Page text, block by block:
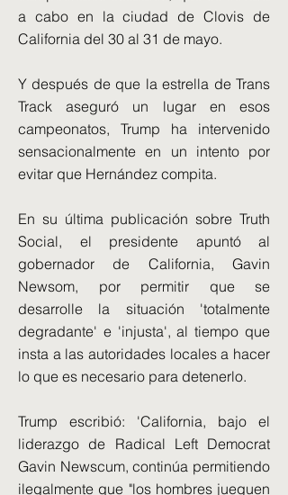
a cabo en la ciudad de Clovis de
California del 30 al 31 de mayo.
Y después de que la estrella de Trans
Track aseguró un lugar en esos
campeonatos, Trump ha intervenido
sensacionalmente en un intento por
evitar que Hernández compita.
En su última publicación sobre Truth
Social, el presidente apuntó al
gobernador de California, Gavin
Newsom, por permitir que se
desarrolle la situación 'totalmente
degradante' e 'injusta', al tiempo que
insta a las autoridades locales a hacer
lo que es necesario para detenerlo.
Trump escribió: 'California, bajo el
liderazgo de Radical Left Democrat
Gavin Newscum, continúa permitiendo
ilegalmente que "los hombres jueguen